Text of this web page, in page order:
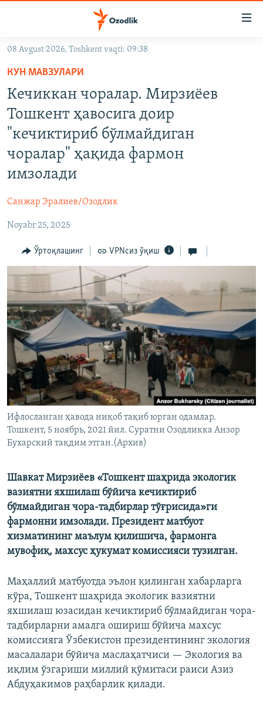
Асосий
навигацияга
ўтинг
Қидиришга
ўтинг
На русском
Озодлик бошқа тилларда
08 Avgust 2026, Toshkent vaqti: 09:38
КУН МАВЗУЛАРИ
Кечиккан чоралар. Мирзиёев
Тошкент ҳавосига доир
"кечиктириб бўлмайдиган
чоралар" ҳақида фармон
имзолади
Санжар Эралиев/Озодлик
Noyabr 25, 2025
Ўртоқлашинг VPNсиз ўқиш
Ифлосланган ҳавода ниқоб тақиб юрган одамлар.
Тошкент, 5 ноябрь, 2021 йил. Суратни Озодликка Анзор
Бухарский тақдим этган.(Архив)
Шавкат Мирзиёев «Тошкент шаҳрида экологик
вазиятни яхшилаш бўйича кечиктириб
бўлмайдиган чора-тадбирлар тўғрисида»ги
фармонни имзолади. Президент матбуот
хизматининг маълум қилишича, фармонга
мувофиқ, махсус ҳукумат комиссияси тузилган.
Маҳаллий матбуотда эълон қилинган хабарларга
кўра, Тошкент шаҳрида экологик вазиятни
яхшилаш юзасидан кечиктириб бўлмайдиган чора-
тадбирларни амалга ошириш бўйича махсус
комиссияга Ўзбекистон президентининг экология
масалалари бўйича маслаҳатчиси — Экология ва
иқлим ўзгариши миллий қўмитаси раиси Азиз
Абдуҳакимов раҳбарлик қилади.